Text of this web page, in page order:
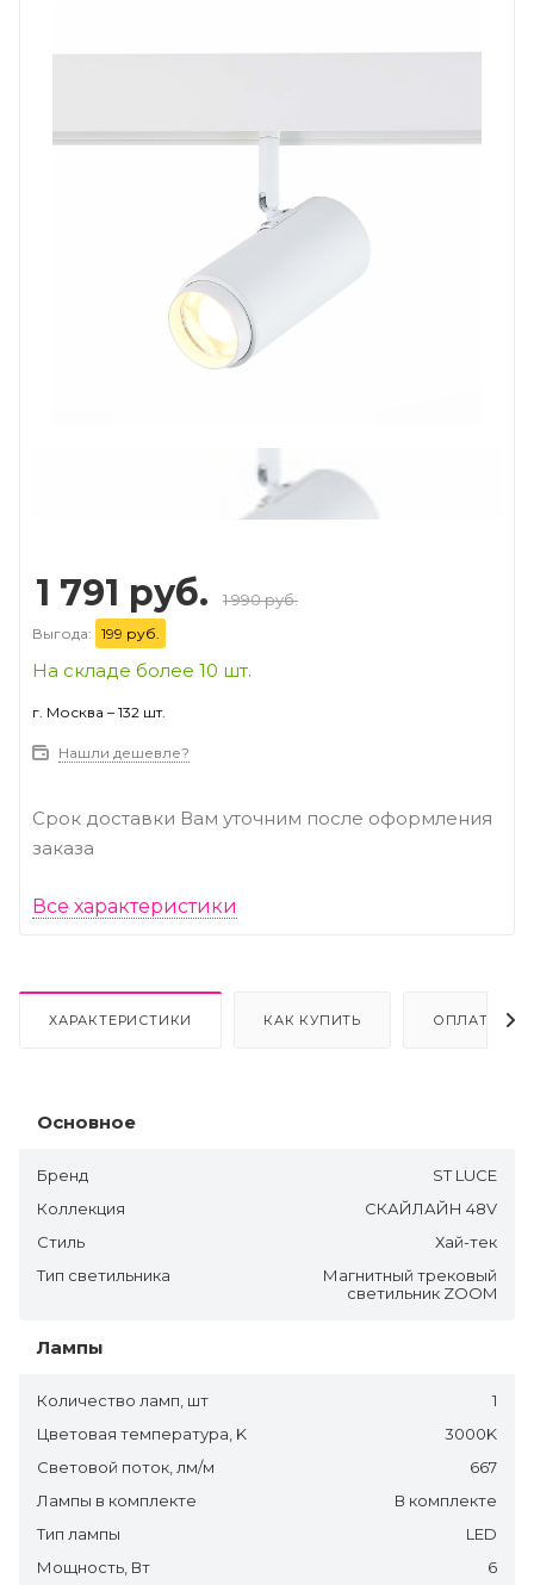
1 791 руб. 1 990 руб.
Выгода: 199 руб.
На складе более 10 шт.
г. Москва – 132 шт.
Нашли дешевле?
Срок доставки Вам уточним после оформления
заказа
Все характеристики
ХАРАКТЕРИСТИКИ КАК КУПИТЬ ОПЛАТА
Основное
Бренд
ST LUCE
Коллекция
СКАЙЛАЙН 48V
Стиль
Хай-тек
Тип светильника
Магнитный трековый
светильник ZOOM
Лампы
Количество ламп, шт
1
Цветовая температура, K
3000K
Световой поток, лм/м
667
Лампы в комплекте
В комплекте
Тип лампы
LED
Мощность, Вт
6